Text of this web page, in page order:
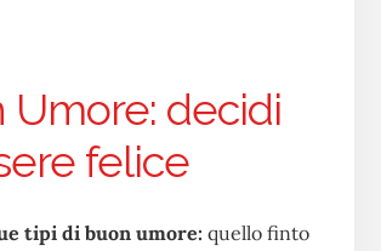
Umore: decidi
felice
tipi di buon umore: quello finto